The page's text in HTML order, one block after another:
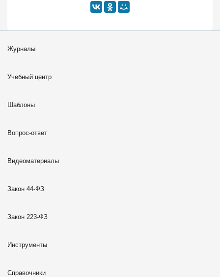
Журналы
Учебный центр
Шаблоны
Вопрос-ответ
Видеоматериалы
Закон 44-ФЗ
Закон 223-ФЗ
Инструменты
Справочники